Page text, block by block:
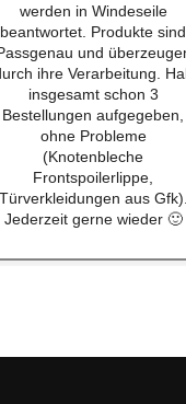
Qualität immerwieder gerne
bei euch #w201Commumity